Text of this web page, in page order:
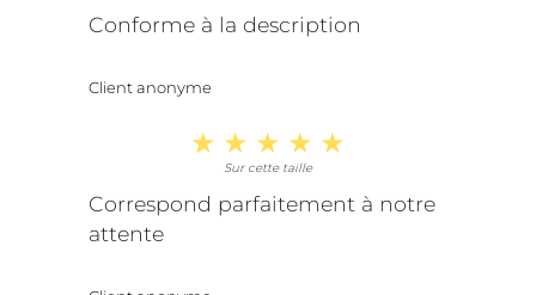
Conforme à la description
Client anonyme
Sur cette taille
Correspond parfaitement à notre
attente